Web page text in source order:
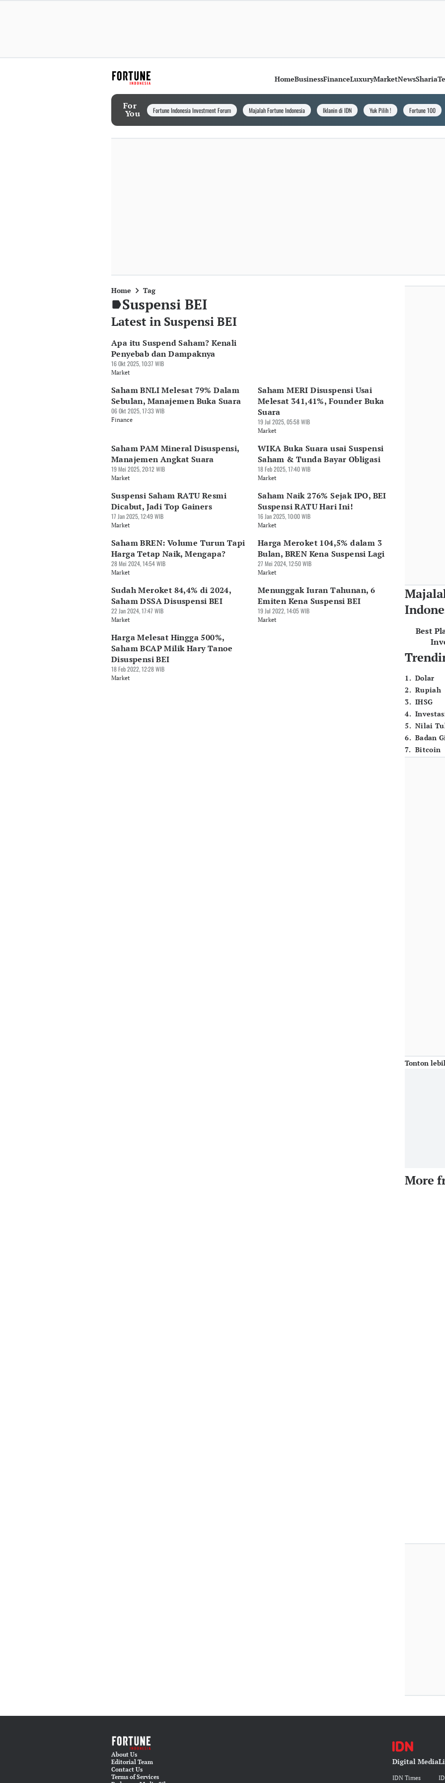
HomeBusinessFinanceLuxuryMarketNewsSharia
For
You Fortune Indonesia Investment Forum Majalah Fortune Indonesia Iklanin di IDN Yuk Pilih ! Fortune 100
Home Tag
Suspensi BEI
Latest in Suspensi BEI
Apa itu Suspend Saham? Kenali
Penyebab dan Dampaknya
16 Okt 2025, 10:37 WIB
Market
Saham BNLI Melesat 79% Dalam
Sebulan, Manajemen Buka Suara
06 Okt 2025, 17:33 WIB
Finance
Saham MERI Disuspensi Usai
Melesat 341,41%, Founder Buka
Suara
19 Jul 2025, 05:58 WIB
Market
Saham PAM Mineral Disuspensi,
Manajemen Angkat Suara
19 Mei 2025, 20:12 WIB
Market
WIKA Buka Suara usai Suspensi
Saham & Tunda Bayar Obligasi
18 Feb 2025, 17:40 WIB
Market
Suspensi Saham RATU Resmi
Dicabut, Jadi Top Gainers
17 Jan 2025, 12:49 WIB
Market
Saham Naik 276% Sejak IPO, BEI
Suspensi RATU Hari Ini!
16 Jan 2025, 10:00 WIB
Market
Saham BREN: Volume Turun Tapi
Harga Tetap Naik, Mengapa?
28 Mei 2024, 14:54 WIB
Market
Harga Meroket 104,5% dalam 3
Bulan, BREN Kena Suspensi Lagi
27 Mei 2024, 12:50 WIB
Market
Sudah Meroket 84,4% di 2024,
Saham DSSA Disuspensi BEI
22 Jan 2024, 17:47 WIB
Market
Menunggak Iuran Tahunan, 6
Emiten Kena Suspensi BEI
19 Jul 2022, 14:05 WIB
Market
Harga Melesat Hingga 500%,
Saham BCAP Milik Hary Tanoe
Disuspensi BEI
18 Feb 2022, 12:28 WIB
Market
Best
1. Dolar
2. Rupiah
3. IHSG
4.
5. Nilai
6. Badan
7. Bitcoin
Tonton
More
About Us
Editorial Team
Contact Us
Terms of Services
Digital Media
IDN Times